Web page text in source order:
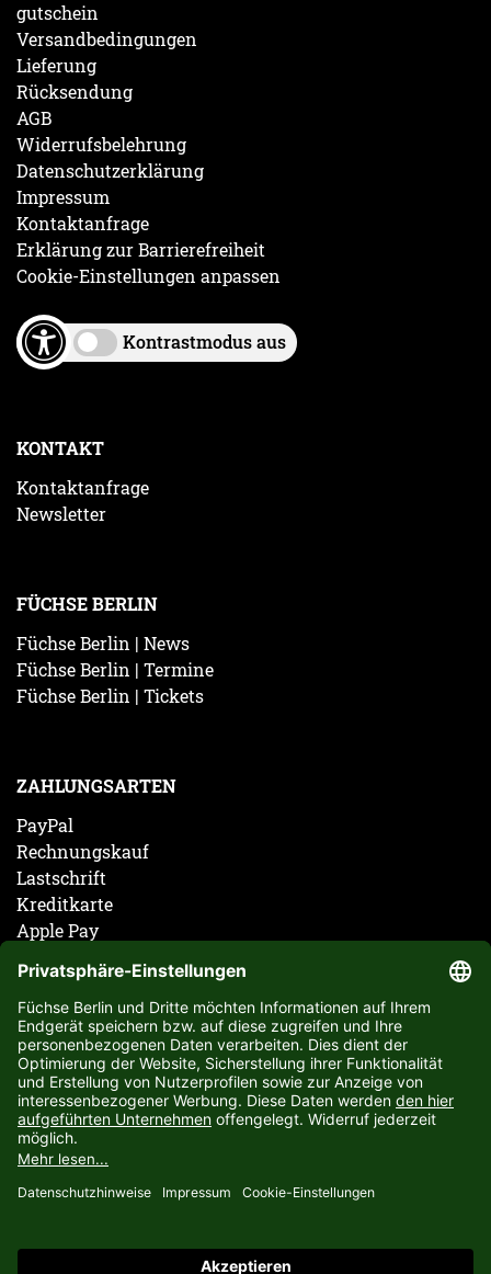
gutschein
Versandbedingungen
Lieferung
Rücksendung
AGB
Widerrufsbelehrung
Datenschutzerklärung
Impressum
Kontaktanfrage
Erklärung zur Barrierefreiheit
Cookie-Einstellungen anpassen
Kontrastmodus aus
KONTAKT
Kontaktanfrage
Newsletter
FÜCHSE BERLIN
Füchse Berlin | News
Füchse Berlin | Termine
Füchse Berlin | Tickets
ZAHLUNGSARTEN
PayPal
Rechnungskauf
Lastschrift
Kreditkarte
Apple Pay
ABONNIERE JETZT DEN KOSTENLOSEN FÜCHSE
BERLIN NEWSLETTER UND VERPASSE KEINE
NEUIGKEIT ODER AKTION MEHR.
JETZT ANMELDEN